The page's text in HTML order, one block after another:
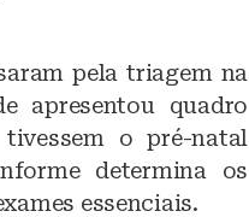
pela triagem na
apresentou quadro
o pré-natal
determina os
essenciais.